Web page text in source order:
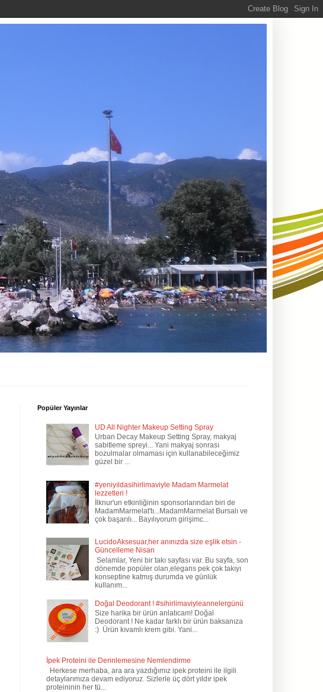
Popüler Yayınlar
UD All Nighter Makeup Setting Spray
Urban Decay Makeup Setting Spray, makyaj
sabitleme spreyi... Yani makyaj sonrası
bozulmalar olmaması için kullanabileceğimiz
güzel bir ...
#yeniyıldasihirlimaviyle Madam Marmelat
lezzetleri !
İlknur'un etkinliğinin sponsorlarından biri de
MadamMarmelat'tı...MadamMarmelat Bursalı ve
çok başarılı... Bayılıyorum girişimc...
LucidoAksesuar,her anınızda size eşlik etsin -
Güncelleme Nisan
Selamlar, Yeni bir takı sayfası var. Bu sayfa, son
dönemde popüler olan,elegans pek çok takıyı
konseptine katmış durumda ve günlük
kullanım...
Doğal Deodorant ! #sihirlimaviyleannelergünü
Size harika bir ürün anlatıcam! Doğal
Deodorant ! Ne kadar farklı bir ürün baksanıza
:) Ürün kıvamlı krem gibi. Yani...
İpek Proteini ile Derinlemesine Nemlendirme
Herkese merhaba, ara ara yazdığımız ipek proteini ile ilgili
detaylarımıza devam ediyoruz. Sizlerle üç dört yıldır ipek
proteininin her tü...